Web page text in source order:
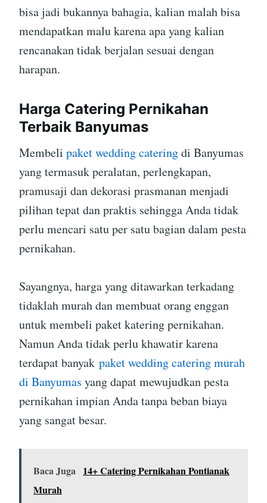
bisa jadi bukannya bahagia, kalian malah bisa
mendapatkan malu karena apa yang kalian
rencanakan tidak berjalan sesuai dengan
harapan.
Harga Catering Pernikahan
Terbaik Banyumas
Membeli paket wedding cateringdi Banyumas
yang termasuk peralatan, perlengkapan,
pramusaji dan dekorasi prasmanan menjadi
pilihan tepat dan praktis sehingga Anda tidak
perlu mencari satu per satu bagian dalam pesta
pernikahan.
Sayangnya, harga yang ditawarkan terkadang
tidaklah murah dan membuat orang enggan
untuk membeli paket katering pernikahan.
Namun Anda tidak perlu khawatir karena
terdapat banyak paket wedding catering murah
di Banyumas yang dapat mewujudkan pesta
pernikahan impian Anda tanpa beban biaya
yang sangat besar.
Baca Juga 14+ Catering Pernikahan Pontianak
Murah